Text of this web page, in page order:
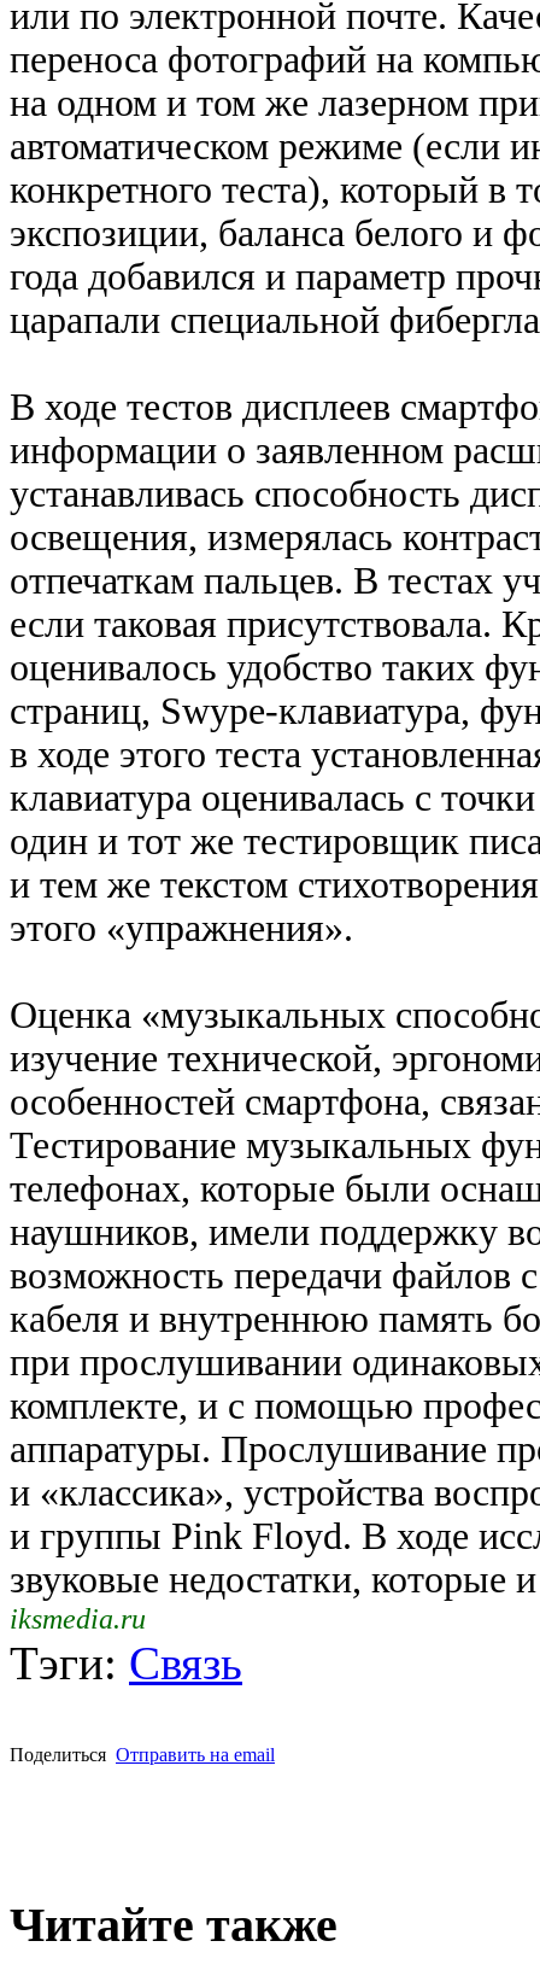
или по электронной почте.
переноса фотографий на
на одном и том же лазерном
автоматическом режиме (если
конкретного теста), который в
экспозиции, баланса белого и
года добавился и параметр
царапали специальной
В ходе тестов дисплеев
информации о заявленном
устанавливась способность
освещения, измерялась
отпечаткам пальцев. В тестах
если таковая присутствовала.
оценивалось удобство таких
страниц, Swype-клавиатура,
в ходе этого теста
клавиатура оценивалась с
один и тот же тестировщик
и тем же текстом
этого «упражнения».
Оценка «музыкальных
изучение технической,
особенностей смартфона,
Тестирование музыкальных
телефонах, которые были
наушников, имели поддержку
возможность передачи
кабеля и внутреннюю память
при прослушивании
комплекте, и с помощью
аппаратуры. Прослушивание
и «классика», устройства
и группы Pink Floyd. В ходе
звуковые недостатки, которые
iksmedia.ru
Тэги: Связь
Поделиться Отправить на email
Читайте также